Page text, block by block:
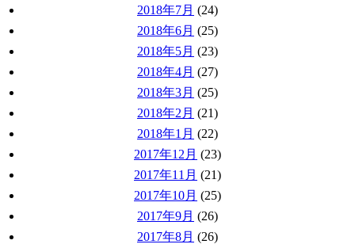
2018年7月 (24)
2018年6月 (25)
2018年5月 (23)
2018年4月 (27)
2018年3月 (25)
2018年2月 (21)
2018年1月 (22)
2017年12月 (23)
2017年11月 (21)
2017年10月 (25)
2017年9月 (26)
2017年8月 (26)